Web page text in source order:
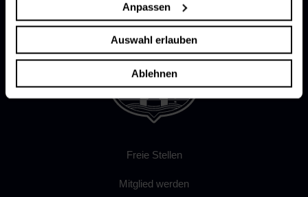
Anpassen
Auswahl erlauben
Ablehnen
Freie Stellen
Mitglied werden